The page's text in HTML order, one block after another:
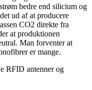
bedre end silicium og
ud af at producere
CO2 direkte fra
at produktionen
Man forventer at
er mange.
RFID antenner og